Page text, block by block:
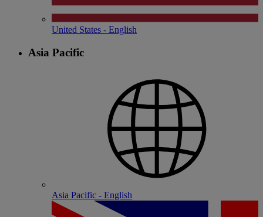
United States - English
Asia Pacific
Asia Pacific - English